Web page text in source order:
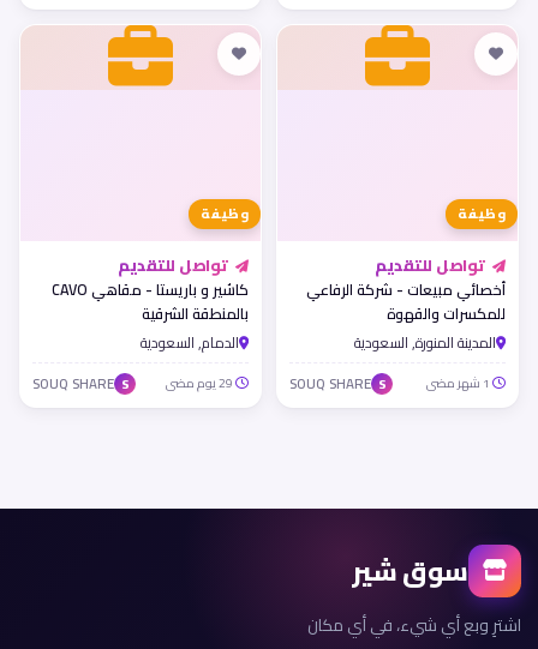
وظيفة
تواصل للتقديم
أخصائي مبيعات - شركة الرفاعي
للمكسرات والقهوة
المدينة المنورة, السعودية
S
SOUQ SHARE
وظيفة
تواصل للتقديم
كاشير و باريستا - مقاهي CAVO
بالمنطقة الشرقية
الدمام, السعودية
S
SOUQ SHARE
سوق شير
اشترِ وبع أي شيء، في أي مكان